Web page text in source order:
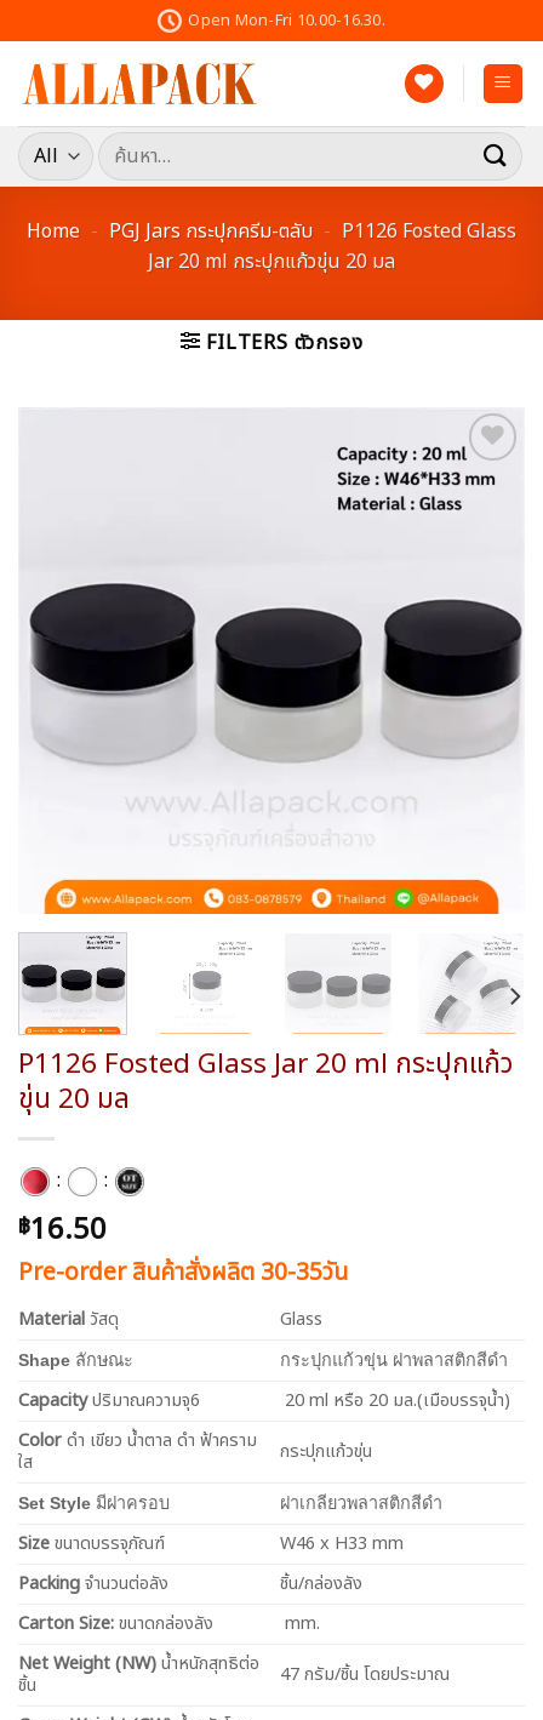
to
content
Open Mon-Fri 10.00-16.30.
ค้นหา:
Home - PGJ Jars กระปุกครีม-ตลับ - P1126 Fosted Glass
Jar 20 ml กระปุกแก้วขุ่น 20 มล
FILTERS ตัวกรอง
P1126 Fosted Glass Jar 20 ml กระปุกแก้ว
ขุ่น 20 มล
: :
฿16.50
Pre-order สินค้าสั่งผลิต 30-35วัน
Material วัสดุ Glass
Shape ลักษณะ กระปุกแก้วขุ่น ฝาพลาสติกสีดำ
Capacityปริมาณความจุ6
20 ml หรือ 20 มล.(เมือบรรจุน้ำ)
Colorดำ เขียว น้ำตาล ดำ ฟ้าคราม
ใส
กระปุกแก้วขุ่น
Set Style มีฝาครอบ ฝาเกลียวพลาสติกสีดำ
Sizeขนาดบรรจุภัณฑ์
W46 x H33 mm
Packingจำนวนต่อลัง
ชิ้น/กล่องลัง
Carton Size:ขนาดกล่องลัง
mm.
NetWeight (NW)น้ำหนักสุทธิต่อ
ชิ้น
47 กรัม/ชิ้น โดยประมาณ